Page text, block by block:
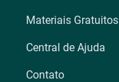
Materiais Gratuitos
Central de Ajuda
Contato